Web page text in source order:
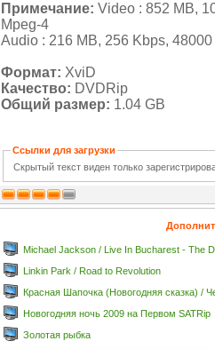
Примечание: Video : 852 MB,
Mpeg-4
Audio : 216 MB, 256 Kbps,
Формат: XviD
Качество: DVDRip
Общий размер: 1.04 GB
Ссылки для загрузки
Скрытый текст виден только
Michael Jackson / Live In Bucharest - The
Linkin Park / Road to Revolution
Красная Шапочка (Новогодняя сказка) /
Новогодняя ночь 2009 на Первом SATRip
Золотая рыбка